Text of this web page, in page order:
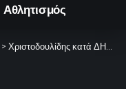
Αθλητισμός
> Χριστοδουλίδης κατά ΔΗΣΥ-ΑΚΕΛ: «Ταυτόσημες οι απόψεις τους σε όλα τα θέματα εσωτερικής διακυβέρνησης»